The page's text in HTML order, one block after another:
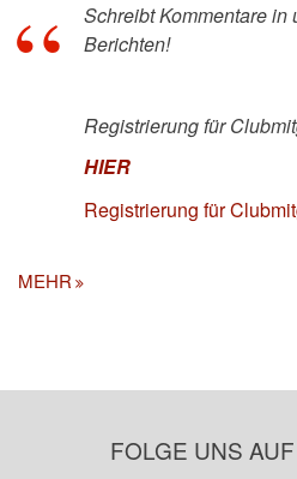
Schreibt Kommentare in
Berichten!
Registrierung für
HIER
Registrierung für
MEHR
FOLGE UNS